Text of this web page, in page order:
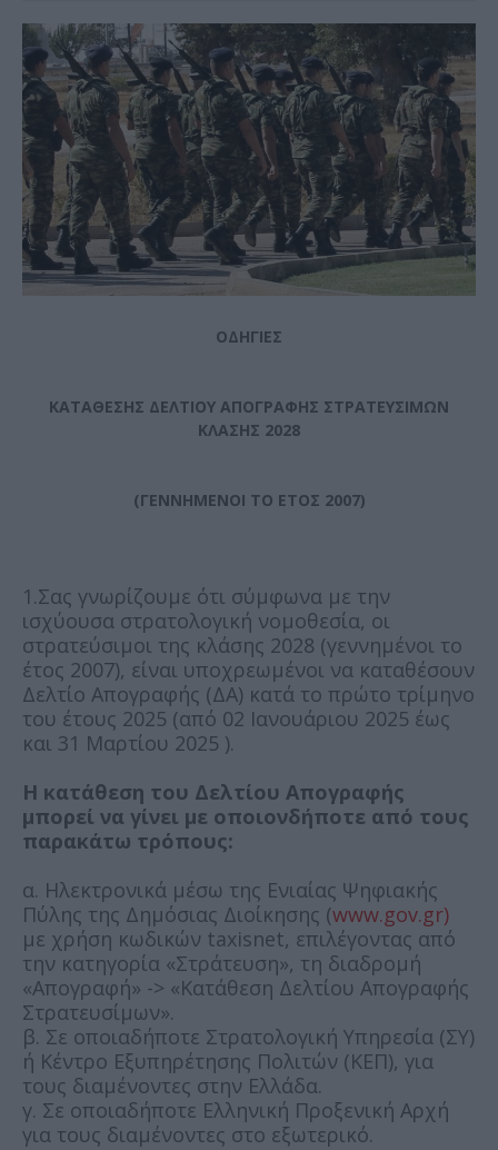
ΟΔΗΓΙΕΣ
ΚΑΤΑΘΕΣΗΣ ΔΕΛΤΙΟΥ ΑΠΟΓΡΑΦΗΣ ΣΤΡΑΤΕΥΣΙΜΩΝ
ΚΛΑΣΗΣ 2028
(ΓΕΝΝΗΜΕΝΟΙ ΤΟ ΕΤΟΣ 2007)
1.Σας γνωρίζουμε ότι σύμφωνα με την
ισχύουσα στρατολογική νομοθεσία, οι
στρατεύσιμοι της κλάσης 2028 (γεννημένοι το
έτος 2007), είναι υποχρεωμένοι να καταθέσουν
Δελτίο Απογραφής (ΔΑ) κατά το πρώτο τρίμηνο
του έτους 2025 (από 02 Ιανουάριου 2025 έως
και 31 Μαρτίου 2025 ).
Η κατάθεση του Δελτίου Απογραφής
μπορεί να γίνει με οποιονδήποτε από τους
παρακάτω τρόπους:
α. Ηλεκτρονικά μέσω της Ενιαίας Ψηφιακής
Πύλης της Δημόσιας Διοίκησης (www.gov.gr)
με χρήση κωδικών taxisnet, επιλέγοντας από
την κατηγορία «Στράτευση», τη διαδρομή
«Απογραφή» -> «Κατάθεση Δελτίου Απογραφής
Στρατευσίμων».
β. Σε οποιαδήποτε Στρατολογική Υπηρεσία (ΣΥ)
ή Κέντρο Εξυπηρέτησης Πολιτών (ΚΕΠ), για
τους διαμένοντες στην Ελλάδα.
γ. Σε οποιαδήποτε Ελληνική Προξενική Αρχή
για τους διαμένοντες στο εξωτερικό.